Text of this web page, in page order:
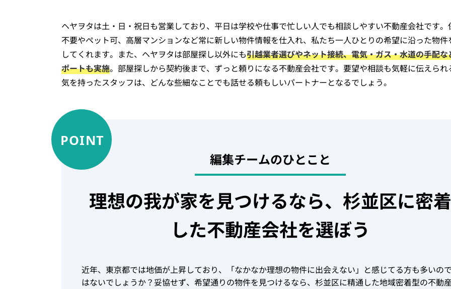
ヘヤヲタは土・日・祝日も営業しており、平日は学校や仕事で忙しい人でも相談しやすい不動産会社です。
不要やペット可、高層マンションなど常に新しい物件情報を仕入れ、私たち一人ひとりの希望に沿った物件
してくれます。また、ヘヤヲタは部屋探し以外にも引越業者選びやネット接続、電気・ガス・水道の手配な
ポートも実施。部屋探しから契約後まで、ずっと頼りになる不動産会社です。要望や相談も気軽に伝えられ
気を持ったスタッフは、どんな些細なことでも話せる頼もしいパートナーとなるでしょう。
編集チームのひとこと
理想の我が家を見つけるなら、杉並区に密着
した不動産会社を選ぼう
近年、東京都では地価が上昇しており、「なかなか理想の物件に出会えない」と感じてる方も多いので
はないでしょうか？妥協せず、希望通りの物件を見つけるなら、杉並区に精通した地域密着型の不動